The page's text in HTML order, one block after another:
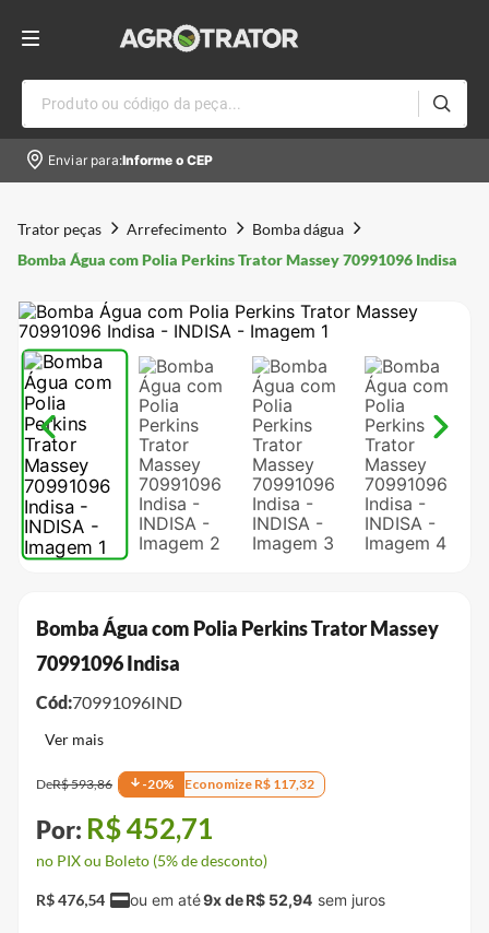
Produto ou código da peça...
Enviar para:Informe o CEP
Trator peças Arrefecimento
Bomba dágua
Bomba Água com Polia Perkins Trator Massey 70991096 Indisa
Bomba Água com Polia Perkins Trator Massey
70991096 Indisa
Cód:70991096IND
DeR$593,86 -20% Economize R$ 117,32
R$452,71
no PIX ou Boleto (5% de desconto)
R$476,54 9x deR$ 52,94